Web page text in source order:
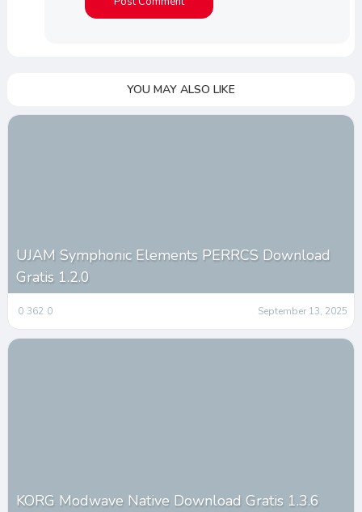
YOU MAY ALSO LIKE
UJAM Symphonic Elements PERRCS Download
Gratis 1.2.0
0 362 0 September 13, 2025
KORG Modwave Native Download Gratis 1.3.6